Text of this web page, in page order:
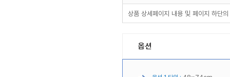
상품 상세페이지 내용 및 페이지 하단
옵션